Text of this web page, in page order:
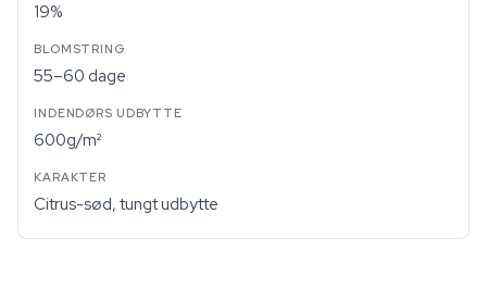
19%
55–60 dage
600g/m²
Citrus-sød, tungt udbytte